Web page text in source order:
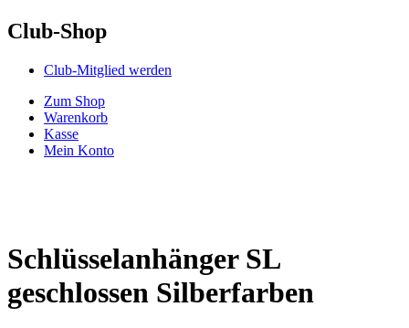
Club-Shop
Club-Mitglied werden
Zum Shop
Warenkorb
Kasse
Mein Konto
Schlüsselanhänger SL
geschlossen Silberfarben